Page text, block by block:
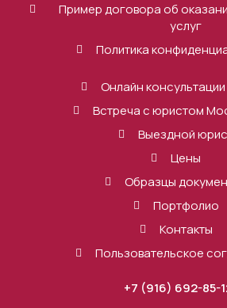
Пример договора об
услуг
Политика
Онлайн
Встреча с юристом
Выездной
Цены
Образцы
Портфолио
Контакты
Пользовательское
+7 (916) 692-85-